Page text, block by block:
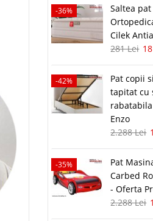
-36%
Saltea
Cilek
281 Lei
-42%
Pat copii
tapitat cu
Enzo
2.288 Lei
-35%
Pat
Carbed
- Oferta
2.288 Lei